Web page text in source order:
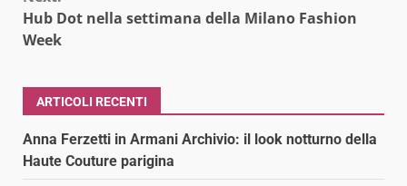
Hub Dot nella settimana della Milano Fashion
Week
ARTICOLI RECENTI
Anna Ferzetti in Armani Archivio: il look notturno della
Haute Couture parigina